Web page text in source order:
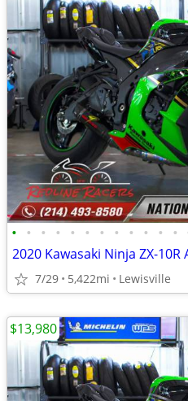
• • • • • • • • • • • •
7/29 5,422mi Lewisville
$13,980